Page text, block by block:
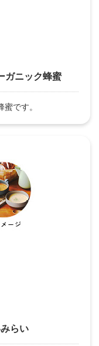
ガニック蜂蜜
です。
らい